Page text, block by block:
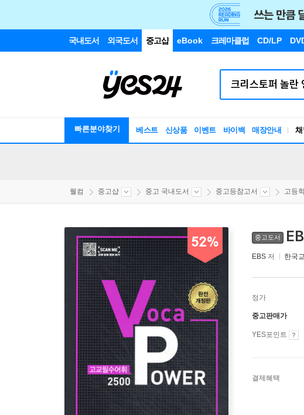
국내도서 외국도서 중고샵 eBook 크레마클럽 CD/LP
빠른분야찾기 베스트 신상품 이벤트 바이백 매장안내 채
웰컴 중고샵 중고 국내도서 중고등참고서 고등
52% 중고도서
EBS 저 한국
정가
중고판매가
YES포인트
결제혜택